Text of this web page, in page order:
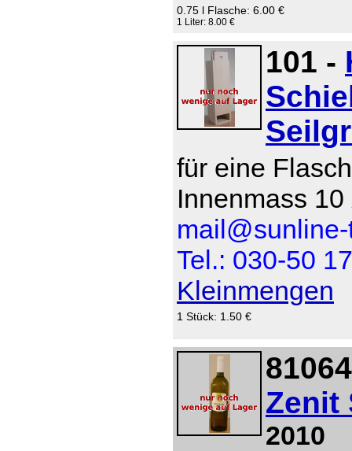
0.75 l Flasche: 6.00 €
1 Liter: 8.00 €
101 -
für eine
Innenmass
Tel.: 030-50
Kleinmengen
1 Stück: 1.50 €
Zenit
2010